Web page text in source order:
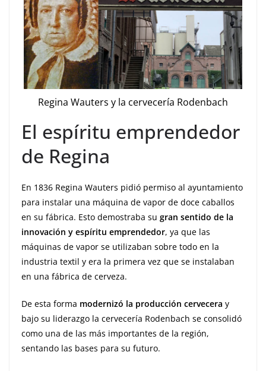
Regina Wauters y la cervecería Rodenbach
El espíritu emprendedor
de Regina
En 1836 Regina Wauters pidió permiso al ayuntamiento
para instalar una máquina de vapor de doce caballos
en su fábrica. Esto demostraba su gran sentido de la
innovación y espíritu emprendedor, ya que las
máquinas de vapor se utilizaban sobre todo en la
industria textil y era la primera vez que se instalaban
en una fábrica de cerveza.
De esta forma modernizó la producción cervecera y
bajo su liderazgo la cervecería Rodenbach se consolidó
como una de las más importantes de la región,
sentando las bases para su futuro.